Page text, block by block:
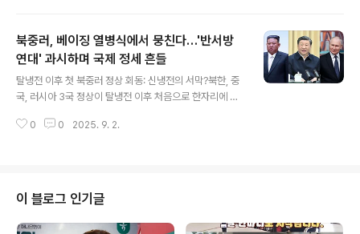
과 정치적 가치관의 충돌을 보여주는 상징적인 사건으로
비화되었습니다. 회의장은 고성과 항의, 비난이 난무하며,
마치 전쟁터를 방불케 하는 긴장감이 감돌았습니다. 핵심
쟁점: '국회 독재' vs '내란 앞잡이'국민의힘은 5선인 나 의
원의 법사위 간사 사보임 건을 안건으로 상정해야 한다고
주장했고, 민주당은 그를 '내란 앞잡이'로 규정하며 간사 선
북중러, 베이징 열병식에서 뭉친다…'반서방
연대' 과시하며 국제 정세 흔들
탈냉전 이후 첫 북중러 정상 회동: 신냉전의 서막?북한, 중
국, 러시아 3국 정상이 탈냉전 이후 처음으로 한자리에 모
전쟁 및 세계 반파시스트 전쟁 승리 80주년' 열병식에서
신냉전의 시작을 알리는 장면으로 해석하고 있습니다. 미
국에 맞서는 '반(反)트럼프, 반(反)서방' 연대중국은 이번
열병식을 통해 미국 패권에 맞서고 서방 주도의 국제질서
0 0 2025. 9. 2.
이 블로그 인기글